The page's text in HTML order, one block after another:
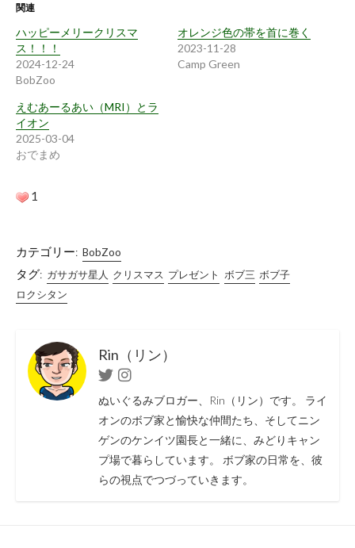
関連
ハッピーメリークリスマ
ス！！！
2024-12-24
BobZoo
オレンジ色の帯を首に巻く
2023-11-28
Camp Green
えむあーるあい（MRI）とラ
イオン
2025-03-04
おでまめ
1
カテゴリー: BobZoo
タグ: ガサガサ星人 クリスマス プレゼント ボブ三 ボブ子
ロクシタン
Rin（リン）
TwitterInstagram
ぬいぐるみブロガー、Rin（リン）です。 ライ
オンのボブ家と愉快な仲間たち、そしてニン
ゲンのケンイツ園長と一緒に、みどりキャン
プ場で暮らしています。 ボブ家の日常を、彼
らの視点でつづっていきます。